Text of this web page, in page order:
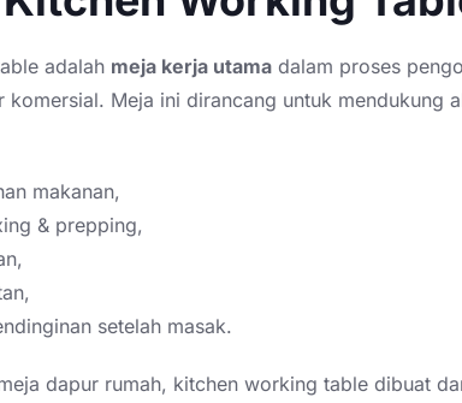
adalah meja kerja utama dalam proses
komersial. Meja ini dirancang untuk mendukung
makanan,
& prepping,
setelah masak.
dapur rumah, kitchen working table dibuat